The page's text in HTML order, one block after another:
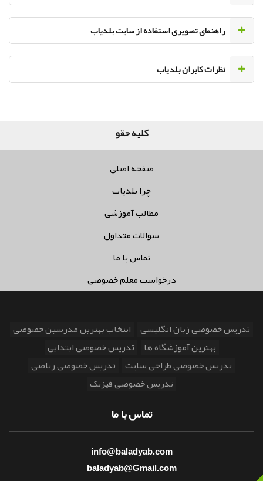
راهنمای تصویری استفاده از سایت بلدیاب
نظرات کابران بلدیاب
کلیه حقوق مربوط
صفحه اصلی
چرا بلدیاب
مطالب آموزشی
سوالات متداول
تماس با ما
درخواست معلم خصوصی
تدریس خصوصی زبان انگلیسی انتخاب بهترین مدرسین خصوصی
بهترین آموزشگاه ها تدریس خصوصی ابتدایی
تدریس خصوصی طراحی سایت تدریس خصوصی ریاضی
تدریس خصوصی فیزیک
تماس با ما
info@baladyab.com
baladyab@Gmail.com